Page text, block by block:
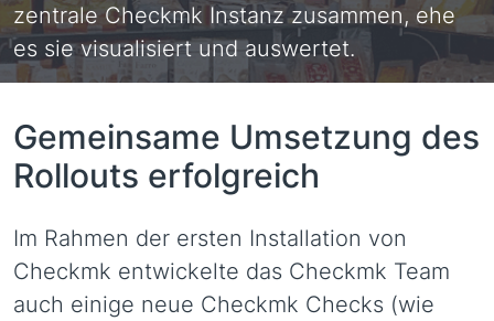
zentrale Checkmk Instanz zusammen, ehe
es sie visualisiert und auswertet.
Gemeinsame Umsetzung des
Rollouts erfolgreich
Im Rahmen der ersten Installation von
Checkmk entwickelte das Checkmk Team
auch einige neue Checkmk Checks (wie